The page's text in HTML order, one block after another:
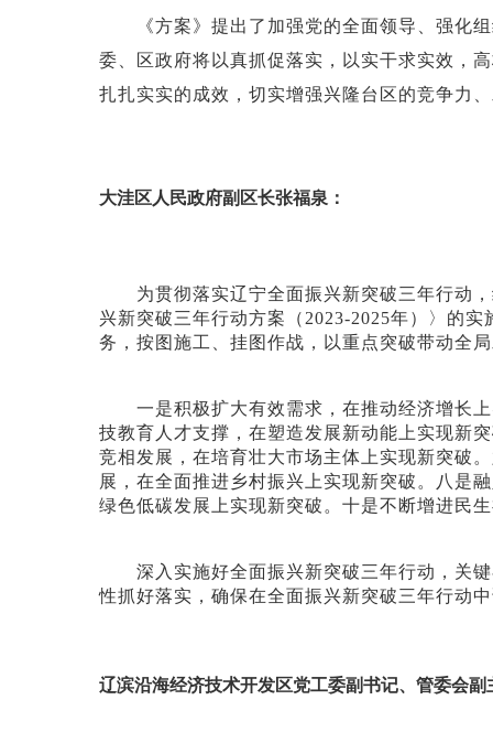
《方案》提出了加强党的全面领导、强化组
委、区政府将以真抓促落实，以实干求实效，
扎扎实实的成效，切实增强兴隆台区的竞争力
大洼区人民政府副区长张福泉：
为贯彻落实辽宁全面振兴新突破三年行动，
兴新突破三年行动方案（ 2023-2025年）〉的
务，按图施工、挂图作战，以重点突破带动全
一是积极扩大有效需求，在推动经济增长上
技教育人才支撑，在塑造发展新动能上实现新
竞相发展，在培育壮大市场主体上实现新突破
展，在全面推进乡村振兴上实现新突破。八是
绿色低碳发展上实现新突破。十是不断增进民
深入实施好全面振兴新突破三年行动，关键
性抓好落实，确保在全面振兴新突破三年行动
辽滨沿海经济技术开发区党工委副书记、管委会副